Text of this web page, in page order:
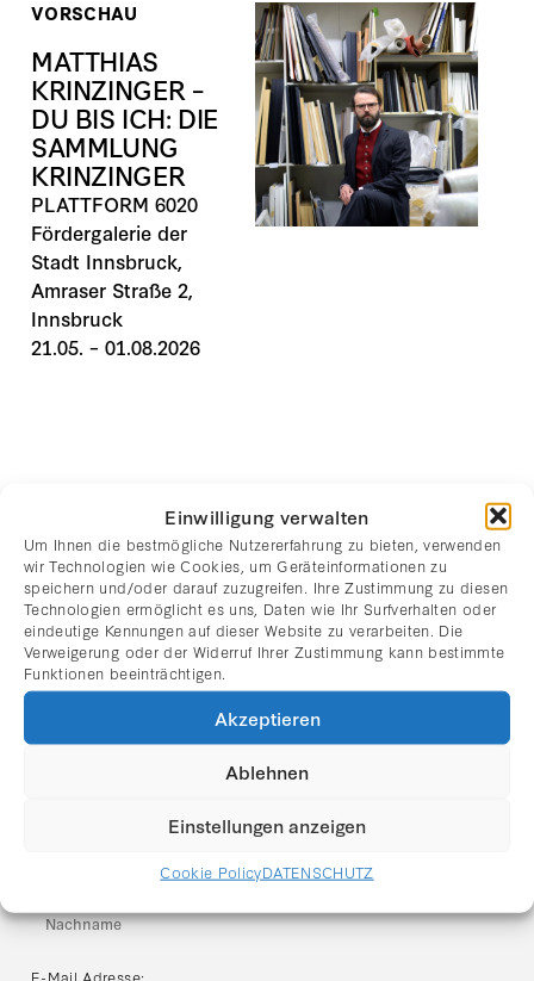
Einwilligung verwalten
Um Ihnen die bestmögliche Nutzererfahrung zu bieten, verwenden
wir Technologien wie Cookies, um Geräteinformationen zu
speichern und/oder darauf zuzugreifen. Ihre Zustimmung zu diesen
Technologien ermöglicht es uns, Daten wie Ihr Surfverhalten oder
eindeutige Kennungen auf dieser Website zu verarbeiten. Die
Verweigerung oder der Widerruf Ihrer Zustimmung kann bestimmte
Funktionen beeinträchtigen.
Akzeptieren
Ablehnen
Einstellungen anzeigen
Cookie PolicyDATENSCHUTZ
VORSCHAU
MATTHIAS
KRINZINGER –
DU BIS ICH: DIE
SAMMLUNG
KRINZINGER
PLATTFORM 6020
Fördergalerie der
Stadt Innsbruck,
Amraser Straße 2,
Innsbruck
21.05. – 01.08.2026
NEWSLETTER
ANMELDUNG
Erhalten Sie Einladungen zu Vernissagen,
aktuelle Ausstellungshinweise und
Neuigkeiten aus der Galerie Rhomberg direkt
E-Mail Adresse: